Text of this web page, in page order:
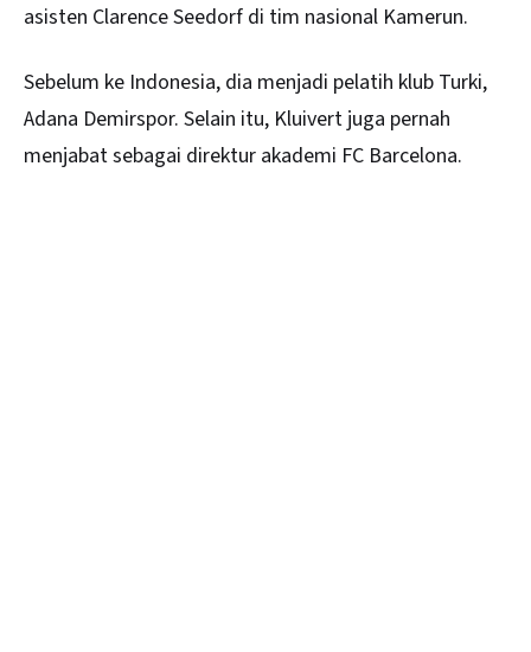
asisten Clarence Seedorf di tim nasional Kamerun.
Sebelum ke Indonesia, dia menjadi pelatih klub Turki,
Adana Demirspor. Selain itu, Kluivert juga pernah
menjabat sebagai direktur akademi FC Barcelona.